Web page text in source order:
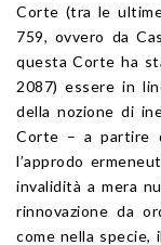
Corte (tra le
759, ovvero da
questa Corte ha
2087) essere in
della nozione di
Corte – a partire
l’approdo
invalidità a mera
rinnovazione da
come nella specie,